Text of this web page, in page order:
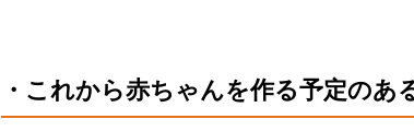
・これから赤ちゃんを作る予定のあ